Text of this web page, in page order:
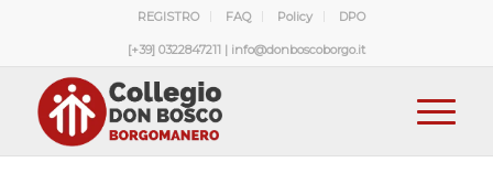
REGISTRO FAQ Policy DPO
[+39] 0322847211 | info@donboscoborgo.it